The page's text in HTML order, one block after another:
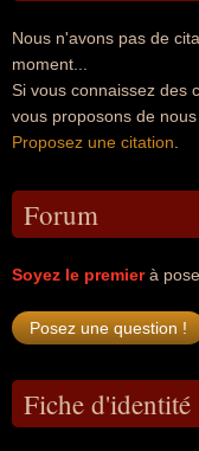
Nous n'avons pas de
moment...
Si vous connaissez des
vous proposons de nous
Proposez une citation
Forum
Soyez le premierà
Fiche d'identité